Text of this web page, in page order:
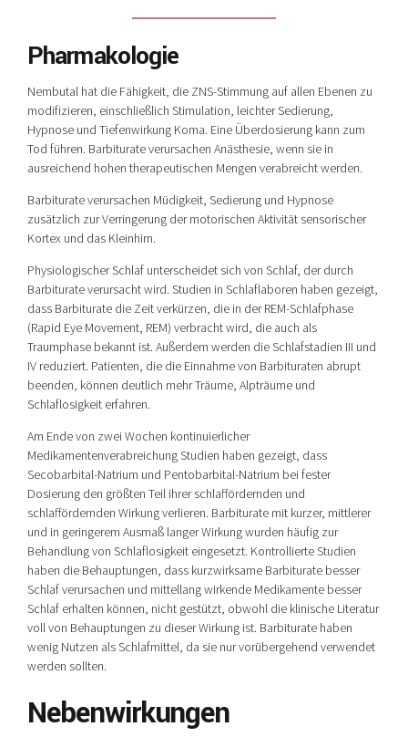
Pharmakologie
Nembutal hat die Fähigkeit, die ZNS-Stimmung auf allen Ebenen zu
modifizieren, einschließlich Stimulation, leichter Sedierung,
Hypnose und Tiefenwirkung Koma. Eine Überdosierung kann zum
Tod führen. Barbiturate verursachen Anästhesie, wenn sie in
ausreichend hohen therapeutischen Mengen verabreicht werden.
Barbiturate verursachen Müdigkeit, Sedierung und Hypnose
zusätzlich zur Verringerung der motorischen Aktivität sensorischer
Kortex und das Kleinhirn.
Physiologischer Schlaf unterscheidet sich von Schlaf, der durch
Barbiturate verursacht wird. Studien in Schlaflaboren haben gezeigt,
dass Barbiturate die Zeit verkürzen, die in der REM-Schlafphase
(Rapid Eye Movement, REM) verbracht wird, die auch als
Traumphase bekannt ist. Außerdem werden die Schlafstadien III und
IV reduziert. Patienten, die die Einnahme von Barbituraten abrupt
beenden, können deutlich mehr Träume, Alpträume und
Schlaflosigkeit erfahren.
Am Ende von zwei Wochen kontinuierlicher
Medikamentenverabreichung Studien haben gezeigt, dass
Secobarbital-Natrium und Pentobarbital-Natrium bei fester
Dosierung den größten Teil ihrer schlaffördernden und
schlaffördernden Wirkung verlieren. Barbiturate mit kurzer, mittlerer
und in geringerem Ausmaß langer Wirkung wurden häufig zur
Behandlung von Schlaflosigkeit eingesetzt. Kontrollierte Studien
haben die Behauptungen, dass kurzwirksame Barbiturate besser
Schlaf verursachen und mittellang wirkende Medikamente besser
Schlaf erhalten können, nicht gestützt, obwohl die klinische Literatur
voll von Behauptungen zu dieser Wirkung ist. Barbiturate haben
wenig Nutzen als Schlafmittel, da sie nur vorübergehend verwendet
werden sollten.
Nebenwirkungen